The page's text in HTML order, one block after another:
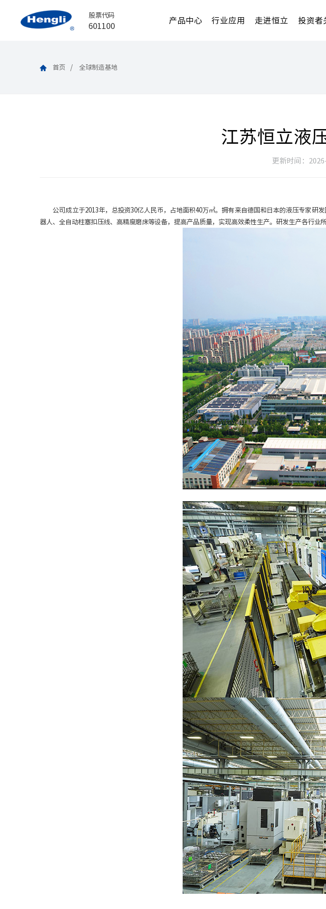
股票代码
601100
产品中心 行业应用 走进恒立 投资者
首页 全球制造基地
江苏恒立液
更新时间：
公司成立于2013年，总投资30亿人民币，占地面积40万㎡。拥有来自德国和日本的液压专家研
器人、全自动柱塞扣压线、高精度磨床等设备，提高产品质量，实现高效柔性生产。研发生产各行